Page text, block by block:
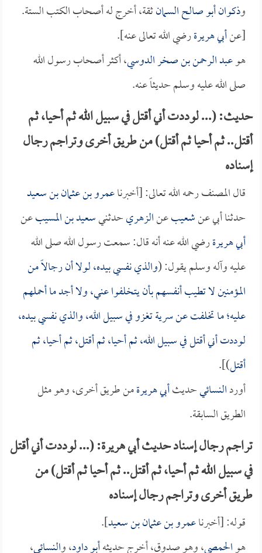
وذكوان أبو صالح السمانثقة، أخرج له أصحاب الكتب الستة.
[عنأبي هريرةرضي الله تعالى عنه].
هوعبد الرحمن بن صخر الدوسي، أكثر أصحاب رسول الله
صلى الله عليه وسلم حديثاً عنه.
حديث: (... لوددت أني أقتل في سبيل الله ثم أحيا، ثم
أقتل.. ثم أحيا ثم أقتل) من طريق أخرى وتراجم رجال
إسناده
قال المصنف رحمه الله تعالى: [أخبرناعمرو بن عثمان بن سعيد
حدثنا أبي عنشعيبعنالزهريحدثنيسعيد بن المسيبعن
أبي هريرةرضي الله عنه أنه قال: سمعت رسول الله صلى الله
عليه وآله وسلم يقول: (والذي نفسي بيده، لولا أن رجالاً من
المؤمنين لا تطيب أنفسهم بأن يتخلفوا عني، ولا أجد ما أحملهم
عليه؛ ما تخلفت عن سرية تغزو في سبيل الله، والذي نفسي بيده،
لوددت أني أقتل في سبيل الله، ثم أحيا، ثم أقتل، ثم أحيا، ثم
أقتل)].
أوردالنسائيحديثأبي هريرةمن طريق أخرى، وهو مثل
الطريق السابقة.
تراجم رجال إسناد حديث أبي هريرة: (... لوددت أني أقتل
في سبيل الله ثم أحيا، ثم أقتل.. ثم أحيا ثم أقتل) من
طريق أخرى وتراجم رجال إسناده
قوله: [أخبرناعمرو بن عثمان بن سعيد].
هوالحمصي، وهو صدوق، أخرج حديثهأبو داود، والنسائي،